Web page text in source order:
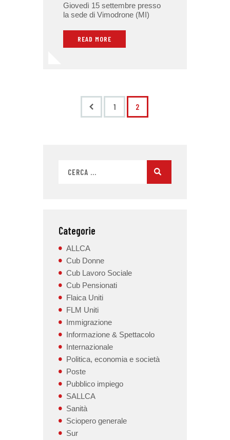
Giovedì 15 settembre presso
la sede di Vimodrone (MI)
READ MORE
1 2
Categorie
ALLCA
Cub Donne
Cub Lavoro Sociale
Cub Pensionati
Flaica Uniti
FLM Uniti
Immigrazione
Informazione & Spettacolo
Internazionale
Politica, economia e società
Poste
Pubblico impiego
SALLCA
Sanità
Sciopero generale
Sur